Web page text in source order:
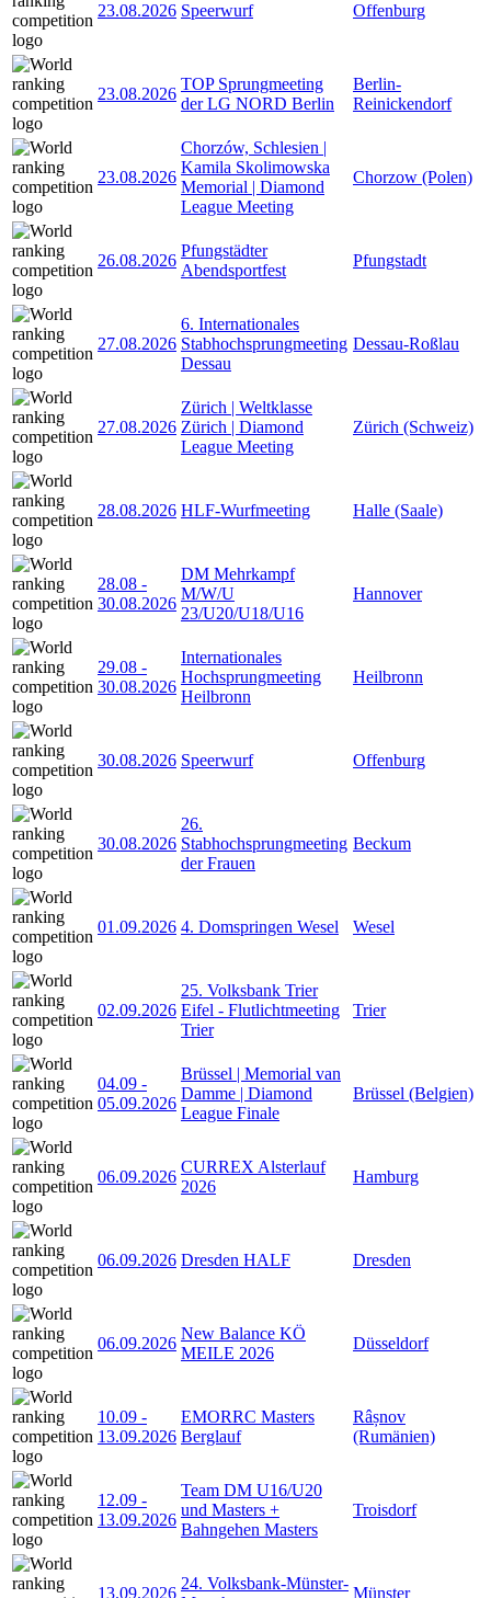
23.08.2026 Speerwurf Offenburg
23.08.2026
TOP Sprungmeeting
der LG NORD Berlin
Berlin-
Reinickendorf
23.08.2026
Chorzów, Schlesien |
Kamila Skolimowska
Memorial | Diamond
League Meeting
Chorzow (Polen)
26.08.2026
Pfungstädter
Abendsportfest
Pfungstadt
27.08.2026
6. Internationales
Stabhochsprungmeeting
Dessau
Dessau-Roßlau
27.08.2026
Zürich | Weltklasse
Zürich | Diamond
League Meeting
Zürich (Schweiz)
28.08.2026 HLF-Wurfmeeting Halle (Saale)
28.08 -
30.08.2026
DM Mehrkampf
M/W/U
23/U20/U18/U16
Hannover
29.08 -
30.08.2026
Internationales
Hochsprungmeeting
Heilbronn
Heilbronn
30.08.2026 Speerwurf Offenburg
30.08.2026
26.
Stabhochsprungmeeting
der Frauen
Beckum
01.09.2026 4. Domspringen Wesel Wesel
02.09.2026
25. Volksbank Trier
Eifel - Flutlichtmeeting
Trier
Trier
04.09 -
05.09.2026
Brüssel | Memorial van
Damme | Diamond
League Finale
Brüssel (Belgien)
06.09.2026
CURREX Alsterlauf
2026
Hamburg
06.09.2026 Dresden HALF Dresden
06.09.2026
New Balance KÖ
MEILE 2026
Düsseldorf
10.09 -
13.09.2026
EMORRC Masters
Berglauf
Râșnov
(Rumänien)
12.09 -
13.09.2026
Team DM U16/U20
und Masters +
Bahngehen Masters
Troisdorf
13.09.2026
24. Volksbank-Münster-
Münster